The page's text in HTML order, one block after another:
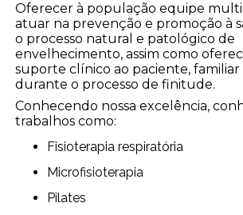
Oferecer à população equipe
atuar na prevenção e promoção à
o processo natural e patológico de
envelhecimento, assim como
suporte clínico ao paciente,
durante o processo de finitude.
Conhecendo nossa excelência,
trabalhos como:
Fisioterapia respiratória
Microfisioterapia
Pilates